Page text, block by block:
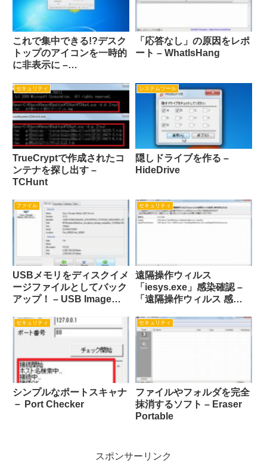
これで集中できる!?デスク
トップのアイコンを一時的
に非表示に –
「応答なし」の原因をレポ
ート – WhatIsHang
セキュリティ
TrueCryptで作成されたコ
ンテナを探し出す –
TCHunt
システムツール
隠しドライブを作る –
HideDrive
ファイル
USBメモリをディスクイメ
ージファイルとしてバック
アップ！ – USB Image
セキュリティ
遠隔操作ウィルス
「iesys.exe」感染確認 –
「遠隔操作ウィルス 感染
セキュリティ
シンプルなポートスキャナ
－ Port Checker
セキュリティ
ファイルやフォルダを完全
抹消するソフト – Eraser
Portable
スポンサーリンク